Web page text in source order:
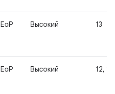
EoP Высокий 13
EoP Высокий 12,